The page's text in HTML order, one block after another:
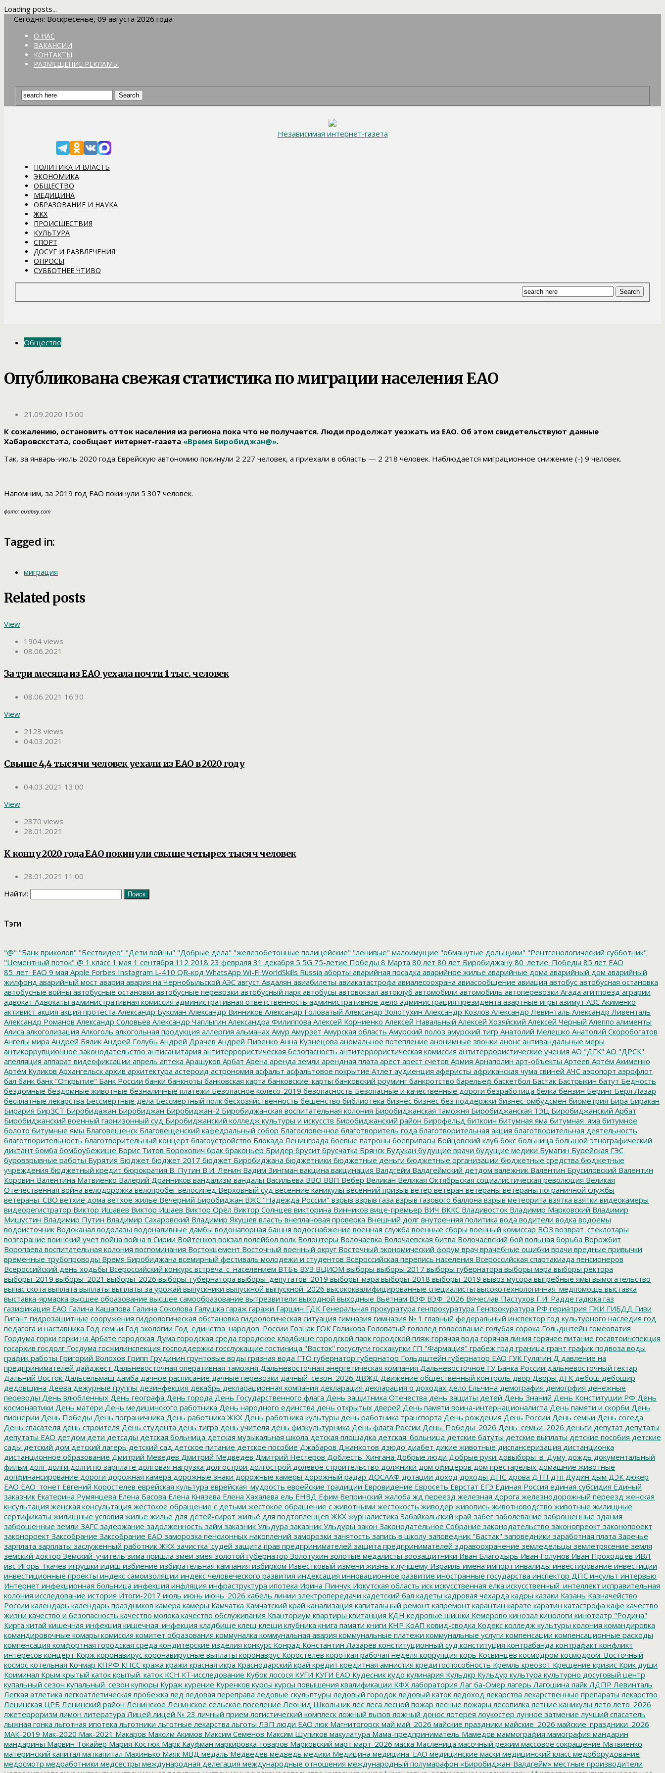
Loading posts...
Сегодня: Воскресенье, 09 августа 2026 года
О НАС
ВАКАНСИИ
КОНТАКТЫ
РАЗМЕЩЕНИЕ РЕКЛАМЫ
Независимая интернет-газета
ПОЛИТИКА И ВЛАСТЬ
ЭКОНОМИКА
ОБЩЕСТВО
МЕДИЦИНА
ОБРАЗОВАНИЕ И НАУКА
ЖКХ
ПРОИСШЕСТВИЯ
КУЛЬТУРА
СПОРТ
ДОСУГ И РАЗВЛЕЧЕНИЯ
ОПРОСЫ
СУББОТНЕЕ ЧТИВО
Общество
Опубликована свежая статистика по миграции населения ЕАО
21.09.2020 15:00
К сожалению, остановить отток населения из региона пока что не получается. Люди продолжат уезжать из ЕАО. Об этом свидетельствуют данные
Хабаровскстата, сообщает интернет-газета «Время Биробиджан@».
Так, за январь-июль 2020 года Еврейскую автономию покинули 2 227 человек, а приехали в область — 2 218 человек. Наблюдается миграционное снижение (-) 9 человек.
Напомним, за 2019 год ЕАО покинули 5 307 человек.
фото: pixabay.com
Tagged in:
миграция
Related posts
View
1904 views
08.06.2021
За три месяца из ЕАО уехала почти 1 тыс. человек
08.06.2021 16:30
View
2123 views
04.03.2021
Свыше 4,4 тысячи человек уехали из ЕАО в 2020 году
04.03.2021 13:00
View
2370 views
28.01.2021
К концу 2020 года ЕАО покинули свыше четырех тысяч человек
28.01.2021 11:00
Найти:
Тэги
"@" "Банк приколов" "Бествидео" "Дети войны" "Добрые дела" "железобетонные полицейские" "ленивые" малоимущие "обманутые дольщики" "Рентгенологический субботник"
"Цементный поток" @ 1 класс 1 мая 1 сентября 112 2018 23 февраля 31 декабря 5 5G 75-летие Победы 8 Марта 80 лет 80 лет Биробиджану 80_летие_Победы 85 лет ЕАО
85_лет_ЕАО 9 мая Apple Forbes Instagram L-410 QR-код WhatsApp Wi-Fi WorldSkills Russia аборты аварийная посадка аварийное жилье аварийные дома аварийный дом аварийный
жилфонд аварийный мост авария авария на Чернобыльской АЭС август Авдалян авиабилеты авиакатастрофа авиалесоохрана авиасообщение авиация автобус автобусная остановка
автобусные войны автобусные остановки автобусные перевозки автобусный парк автобусы автовокзал автоклуб автомобили автомобиль автоперевозки Агада агитпоезд аграрии
адвокат Адвокаты административная комиссия административная ответственность административное дело администрация президента азартные игры азимут АЗС Акименко
активист акция акция протеста Александр Буксман Александр Винников Александр Головатый Александр Золотухин Александр Козлов Александр Левинталь Александр Ливенталь
Александр Романов Александр Соловьев Александр Чаплыгин Александра Филиппова Алексей Корниенко Алексей Навальный Алексей Хозяйский Алексей Черный Алеппо алименты
Алиса алкоголизация Алкоголь алкогольная продукция аллергия альманах Амур Амурзет Амурская область Амурский полоз амурский тигр Анатолий Мелешко Анатолий Скоробогатов
Ангелы мира Андрей Бялик Андрей Голубь Андрей Драчев Андрей Пивенко Анна Кузнецова аномальное потепление анонимные звонки анонс антивандальные меры
антикоррупционное законодательство антисанитария антитеррористическая безопасность антитеррористическая комиссия антитеррористические учения АО "ДГК" АО "ДРСК"
апелляция аппарат видеофиксации апрель аптека Арашуков Арбат Арена аренда земли арендная плата арест арест счетов Армия Арнаполин арт-объекты Артеев Артём Акименко
Артём Куликов Архангельск архив архитектура астероид астрономия асфальт асфальтовое покрытие Атлет аудиенция аферисты африканская чума свиней АЧС аэропорт аэрофлот
бал банк банк "Открытие" Банк России банки банкноты банковская карта банковские_карты банковский роуминг банкротство барельеф баскетбол Бастак Бастрыкин батут Бедность
бездомные бездомные животные безналичные платежи Безопасное колесо-2019 безопасность Безопасные и качественные дороги безработица белка бензин Беринг Берл Лазар
бесплатные лекарства Бессмертные дела Бессмертный полк бесхозяйственность бешенство библиотека бизнес бизнес без поддержки бизнес-омбудсмен биометрия Бира Биракан
Бирария БирЗСТ Биробидажан Биробиджан Биробиджан-2 Биробиджанская воспитательная колония Биробиджанская таможня Биробиджанская ТЭЦ Биробиджанский Арбат
Биробиджанский военный гарнизонный суд Биробиджанский колледж культуры и искусств Биробиджанский район Бирофельд биткоин битумная яма битумная_яма битумное
болото битумные ямы Благовещенск Благовещенский кафедральный собор Благословенное благотворитель года благотворительная акция благотворительная деятельность
благотворительность благотворительный концерт благоустройство Блокада Ленинграда боевые патроны боеприпасы Бойцовский клуб бокс больница большой этнографический
диктант бомба бомбоубежище Борис Титов Борохович брак браконьер Бридер брусит брусчатка Брянск Будукан будущие врачи будущие медики Бумагин Бурейская ГЭС
буровзрывные работы Бурятия Бюджет бюджет 2017 бюджет Биробиджана бюджетники бюджетные деньги бюджетные организации бюджетные средства бюджетные
учреждения бюджетный кредит бюрократия В. Путин В.И. Ленин Вадим Зингман вакцина вакцинация Валдгейм Валдгеймский детдом валежник Валентин Брусиловский Валентин
Коровин Валентина Матвиенко Валерий Дранников вандализм вандалы Васильева ВВО ВВП Вебер Великан Великая Октябрьская социалистическая революция Великая
Отечественная война велодорожка велопробег велосипед Верховный суд весенние каникулы весенний призыв ветер ветеран ветераны ветераны пограничной службы
ветераны_СВО ветхие дома ветхое жилье Вечерний Биробиджан ВЖС "Надежда России" взрыв взрыв газа взрыв газового баллона взрыв метеорита взятка взятки видеокамеры
видеорегистратор Виктор Ишавев Виктор Ишаев Виктор Орёл Виктор Солнцев викторина Винников вице-премьер ВИЧ ВККС Владивосток Владимир Марковский Владимир
Мишустин Владимир Путин Владимир Сахаровский Владимир Якушев власть внеплановая проверка Внешний долг внутренняя политика вода водители водка водоемы
водоисточник Водоканал водолазы водоналивные дамбы водонапорная башня водоснабжение военная служба военные сборы военный комиссар ВОЗ возврат_стеклотары
возгорание воинский учет война война в Сирии Войтенков вокзал волейбол волк Волонтеры Волочаевка Волочаевская битва Волочаевский бой вольная борьба Ворожбит
Воропаева воспитательная колония воспоминания Востокцемент Восточный военный округ Восточный экономический форум врач врачебные ошибки врачи вредные привычки
временные трубопроводы Время Биробиджана всемирный фестиваль молодежи и студентов Всероссийская перепись населения Всероссийская спартакиада пенсионеров
Всероссийский день ходьбы Всероссийский конкурс встреча_с_населением ВТБъ ВУЗ ВЦИОМ выборы выборы 2017 выборы губернатора выборы мэра выборы ректора
выборы_2019 выборы_2021 выборы_2026 выборы_губернатора выборы_депутатов_2019 выборы_мэра выборы-2018 выборы-2019 вывоз мусора выгребные ямы вымогательство
выпас скота выплата выплаты выплаты за урожай выпускники выпускной выпускной_2026 высококвалифицированные специалисты высокотехнологичная_медпомощь выставка
выставка-ярмарка высшее образование высшее самообразование вытрезвители выходной выходные Вьетнам ВЭФ ВЭФ_2026 Вячеслав Пастухов Г.И. Радде гадюка газ
газификация ЕАО Галина Кашапова Галина Соколова Галушка гараж гаражи Гаршин ГДК Генеральная прокуратура генпрокуратура Генпрокуратура РФ гериатрия ГЖИ ГИБДД Гиви
Гигант гидрозащитные сооружения гидрологическая обстановка гидрологическая ситуация гимназия гимназия № 1 главный федеральный инспектор год культурного наследия год
педагога и наставника Год семьи Год экологии Год_единства_народов_России Гознак ГОК Голикова Головатый гололед голосование голубая сорока Гольдштейн гомеопатия
Гордума горки горки на Арбате городская Дума городская среда городское кладбище городской парк городской пляж горячая вода горячая линия горячее питание госавтоинспекция
госархив госдолг Госдума госжилинспекция господдержка госслужащие гостиница "Восток" госуслуги госхакупки ГП "Фармация" грабеж град граница грант график подвоза воды
график работы Григорий Волохов Грипп Грудинин грунтовые воды грязная вода ГТО губернатор губернатор Гольдштейн губернатор ЕАО ГУК Гулягин Д давление на
предпринимателей дайджест Дальневосточная оперативная таможня Дальневосточная энергетическая компания Дальневосточное ГУ Банка России дальневосточный гектар
Дальний Восток Дальсельмаш дамба дачное расписание дачные перевозки дачный_сезон_2026 ДВЖД Движение общественный контроль двор Дворы ДГК дебош дебошир
дедовщина Деева дежурные группы дезинфекция декабрь декларационная компания декларация декларация о доходах дело Ельчина демография демогрфия денежные
переводы День влюбленных День географа День города День Государственного флага День защитника Отечества день защиты детей День Знаний День Конституции РФ День
космонавтики День матери День медицинского работника День народного единства день открытых дверей День памяти воина-интернационалиста День памяти и скорби День
пионерии День Победы День пограничника День работника ЖКХ День работника культуры день работника транспорта День рождения День России День семьи День соседа
День спасателя день строителя День студента день тигра день учителя день физкультурника День флага России День_Победы_2026 День_семьи_2026 деньги депутат депутаты
депутаты ЕАО детдом дети детсады детская больница детская музыкальная школа детская площадка детская_больница детские батуты детские выплаты детские пособия детские
сады детский дом детский лагерь детский сад детское питание детское пособие Джабаров Джанхотов дзюдо диабет дикие животные диспансеризация дистанционка
дистанционное образование Дмитрий Меведев Дмитрий Медведев Дмитрий Нестеров Доблесть_Хингана Добрые люди Добрые руки довыборы_в_Думу дождь документальный
фильм долг долги долги по зарплате долговая нагрузка долгострои долгострой долевое строительство должники дом офицеров дом престарелых домашние животные
допфинансирование дороги дорожная камера дорожные знаки дорожные камеры дорожный радар ДОСААФ дотации доход доходы ДПС дрова ДТП дтп Дудин дым ДЭК дюкер
ЕАО ЕАО_тонет Евгений Коростелев еврейская культура еврейская_мудрость еврейские традиции Евровидение Евросеть Еврстат ЕГЭ Единая Россия единая субсидия Единый
заказчик Екатерина Румянцева Елена Басова Елена Князева Елена Хахалева ель ЕНВД Ефим Вепринский жалоба жд переезд железная дорога железнодорожный переезд женская
кнсультация женская консультация жестокое обращение с детьми жестокое обращение с животными жестокость живодер живопись животноводство животные жилищные
сертификаты жилищные условия жилье жилье для детей-сирот жильё для подтопленцев ЖКХ журналистика Забайкальский край забег заболевание заброшенные здания
заброшенные земли ЗАГС задержание задолженность займ заказник Ульдура заказник Ульдуры закон Законодательное Собрание законодательство законопреокт законопроект
законороект Заксобрание Заксобрание ЕАО заморозка пенсионных накоплений заморозки занятость запись в школу заповедник "Бастак" заповедники заработная плата Заречье
зарплата зарплаты заслуженный работник ЖКХ зачистка_судей защита прав предпринимателей защита предпринимателей здравоохранение земледельцы землетрясение земля
земский доктор Земский_учитель зима пришла змеи змея золотой губернатор Золотухин золотые медалисты зоозащитники Иван Благодырь Иван Голунов Иван Проходцев ИВЛ
ивс Игорь Ткачев игрушки идиш избиение избирательная кампания избирком Известковый измени жизнь к лучшему Израиль имена импорт инвалиды инвестирование инвестиции
инвестиционные проекты индекс самоизоляции индекс человеческого развития индексация инновационное развитие иностранные государства инспектор ДПС инсульт интервью
Интернет инфекционная больница инфекция инфляция инфраструктура ипотека Ирина Пинчук Иркутская область иск искусственная елка искусственный_интеллект исправительная
колония исследование история Итоги-2017 июль июнь июнь_2026 кабель линии электропередачи кадетский бал кадеты кадровая чехарда кадры казаки Казань Казначейство
России календарь календарь праздников камера камеры Камчатка Камчатский край канализация капитальный ремонт капремонт карантин карате каратин катастрофа кафе качество
жизни качество и безопасность качество молока качество обслуживания Кванториум квартиры квитанция КДН кедровые шишки Кемерово кинозал кинологи кинотеатр "Родина"
Кирга китай кишечная инфекция кишечная_инфекция кладбище клещ клещи клубника книга памяти книги КНР КоАП ковид-сводка Кодекс колледж культуры колония командировка
командировочные комары комиссия комитет образования коммуналка коммунальная авария коммунальные платежи коммунальные услуги компенсации компенсационные расходы
компенсация комфортная городская среда кондитерские изделия конкурс Конрад Константин Лазарев конституционный суд конституция контрабанда контрафакт конфликт
интересов концерт Корж коронавирус коронавирусные выплаты коронаврус Коростелев короткая рабочая неделя коррупция корь Косвинцев космодром космодром_Восточный
космос котельная Кочмар КПРФ КПСС кража кражи красная икра Краснодарский край кредит кредитная амнистия кредитоспособность Кремль креозот Крещение кризис Крик души
Криминал Крым крытый каток крытый_каток КСН КТ-исследование Кубок лосося КУГИ КУГИ ЕАО Кудесник кудо кулинария Кульдкр Кульдур культура культурно досуговый центр
купальный сезон купальный_сезон купюры Кураж курение Куренков курсы курсы повышения квалификации КФХ лаборатория Лаг ба-Омер лагерь Лагошина лайк ЛДПР Левинталь
Легкая атлетика легкоатлетическая пробежка лед ледовая переправа ледовые скульптуры ледовый городок ледовый каток ледоход лекарства лекарственные препараты лекарство
Ленинская ЦРБ Ленинский район Ленинское Ленинское сельское поселение Леонид Школьник лес леса лесной пожар лесные пожары лесопилка летние каникулы лето лето_2026
лжетерроризм лимон литература Лицей лицей № 23 личный прием логистический комплеск ложный вызов ложный донос лотерея лоукостер лунное затмение лучший спасатель
лыжная гонка льготная ипотека льготники льготные лекарства льготы ЛЭП люди ЕАО люк Магнитогорск май май_2026 майские праздники майские_2026 майские_праздники_2026
МАК-2019 Мак-2020 Мак-2021 Макаров Максим Акимов Максим Семенов Максим Шупиков макулатура Мама-предприниматель Мамедов маммография мамография мандарин
мандарины Марвин Токайер Мария Костюк Марк Кауфман маркировка товаров Марковский март март_2026 маска Масленица масочный режим массовое сокращение Матвиенко
материнский капитал маткапитал Махинько Маяк МВД медаль Медведев медведь медики Медицина медицина_ЕАО медицинские маски медицинский класс медоборудование
медосмотр медработники медсестры международная делегация международные отношения международный полумарафон «Биробиджан-Валдгейм» местные производители